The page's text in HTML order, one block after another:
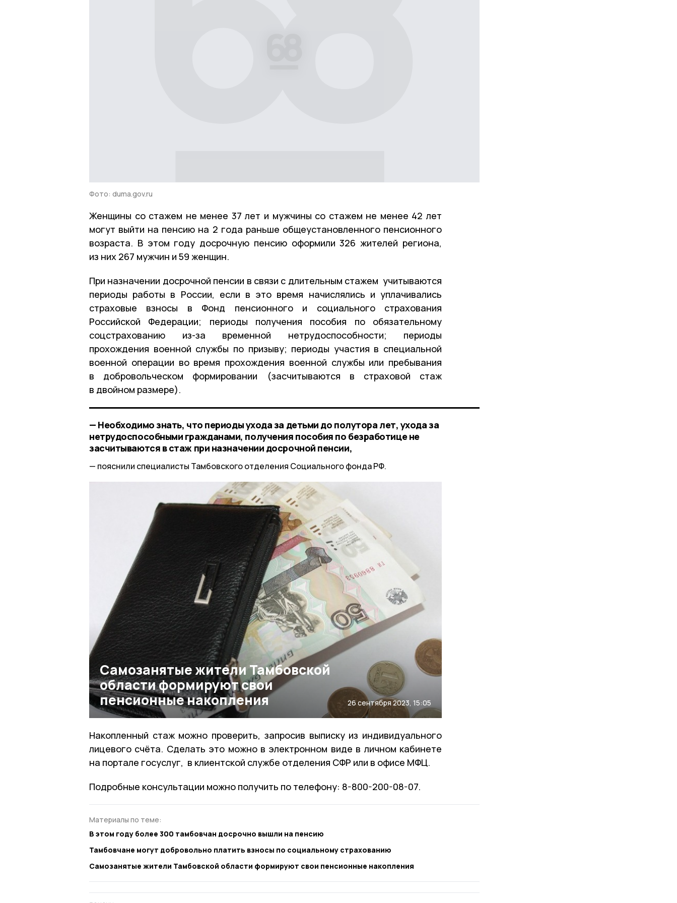
Фото: duma.gov.ru
Женщины со стажем не менее 37 лет и мужчины со стажем не менее 42 лет
могут выйти на пенсию на 2 года раньше общеустановленного пенсионного
возраста. В этом году досрочную пенсию оформили 326 жителей региона,
из них 267 мужчин и 59 женщин.
При назначении досрочной пенсии в связи с длительным стажем учитываются
периоды работы в России, если в это время начислялись и уплачивались
страховые взносы в Фонд пенсионного и социального страхования
Российской Федерации; периоды получения пособия по обязательному
соцстрахованию из-за временной нетрудоспособности; периоды
прохождения военной службы по призыву; периоды участия в специальной
военной операции во время прохождения военной службы или пребывания
в добровольческом формировании (засчитываются в страховой стаж
в двойном размере).
— Необходимо знать, что периоды ухода за детьми до полутора лет, ухода за
нетрудоспособными гражданами, получения пособия по безработице не
засчитываются в стаж при назначении досрочной пенсии,
пояснили специалисты Тамбовского отделения Социального фонда РФ.
Самозанятые жители Тамбовской
области формируют свои
пенсионные накопления
26 сентября 2023, 15:05
Накопленный стаж можно проверить, запросив выписку из индивидуального
лицевого счёта. Сделать это можно в электронном виде в личном кабинете
на портале госуслуг, в клиентской службе отделения СФР или в офисе МФЦ.
Подробные консультации можно получить по телефону: 8-800-200-08-07.
Материалы по теме:
В этом году более 300 тамбовчан досрочно вышли на пенсию
Тамбовчане могут добровольно платить взносы по социальному страхованию
Самозанятые жители Тамбовской области формируют свои пенсионные накопления